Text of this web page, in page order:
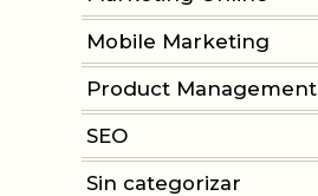
Mobile Marketing
Product Management
SEO
Sin categorizar